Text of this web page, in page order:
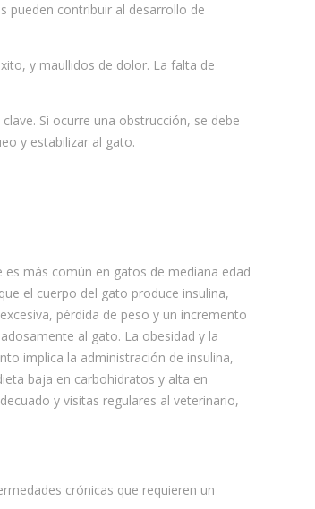
pueden contribuir al desarrollo de
y maullidos de dolor. La falta de
Si ocurre una obstrucción, se debe
y estabilizar al gato.
más común en gatos de mediana edad
el cuerpo del gato produce insulina,
pérdida de peso y un incremento
al gato. La obesidad y la
implica la administración de insulina,
baja en carbohidratos y alta en
y visitas regulares al veterinario,
crónicas que requieren un